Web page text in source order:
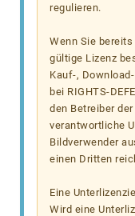
regulieren.
Wenn Sie
gültige Lizenz
Kauf-,
bei RIGHTS-
den Betreiber
verantwortliche
Bildverwender
einen Dritten
Eine
Wird eine